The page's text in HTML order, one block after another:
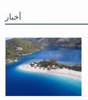
أخبار